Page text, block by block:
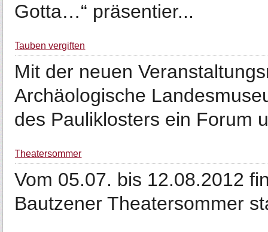
Gotta…“ präsentier...
Tauben vergiften
Mit der neuen
Archäologische
des Pauliklosters ein Forum
Theatersommer
Vom 05.07. bis 12.08.2012
Bautzener Theatersommer